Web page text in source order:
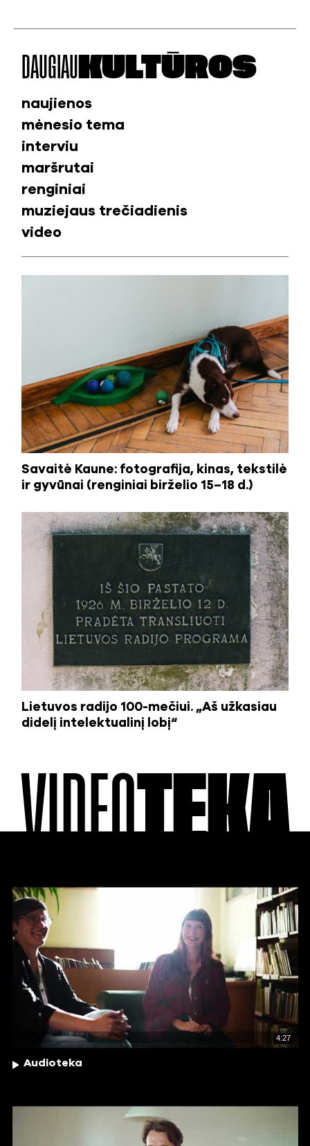
DAUGIAU KULTŪROS
Savaitė Kaune: fotografija, kinas, tekstilė
ir gyvūnai (renginiai birželio 15–18 d.)
Lietuvos radijo 100-mečiui. „Aš užkasiau
didelį intelektualinį lobį“
naujienos
mėnesio tema
interviu
maršrutai
renginiai
muziejaus trečiadienis
video
VIDEOTEKA
4:27
Audioteka